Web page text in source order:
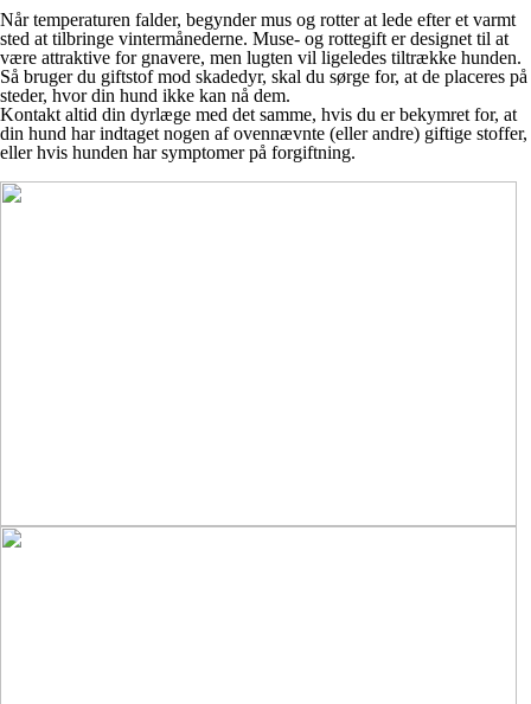
Når temperaturen falder, begynder mus og rotter at lede efter et varmt
sted at tilbringe vintermånederne. Muse- og rottegift er designet til at
være attraktive for gnavere, men lugten vil ligeledes tiltrække hunden.
Så bruger du giftstof mod skadedyr, skal du sørge for, at de placeres på
steder, hvor din hund ikke kan nå dem.
Kontakt altid din dyrlæge med det samme, hvis du er bekymret for, at
din hund har indtaget nogen af ovennævnte (eller andre) giftige stoffer,
eller hvis hunden har symptomer på forgiftning.